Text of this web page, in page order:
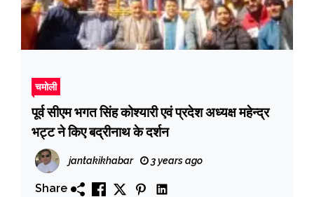
चमोली
पूर्व सीएम भगत सिंह कोश्यारी एवं प्रदेश अध्यक्ष महेन्द्र
भट्ट ने किए बद्रीनाथ के दर्शन
jantakikhabar 3 years ago
Share